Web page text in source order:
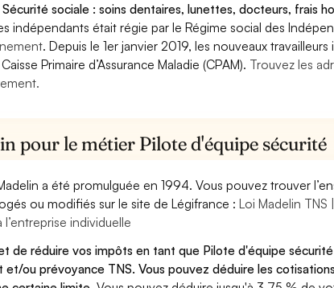
sociale : soins dentaires, lunettes, docteurs, frais
indépendants était régie par le Régime social des
. Depuis le 1er janvier 2019, les nouveaux
Primaire d’Assurance Maladie (CPAM). Trouvez les
pour le métier Pilote d'équipe sécurité
a été promulguée en 1994. Vous pouvez trouver
ou modifiés sur le site de Légifrance :Loi Madelin TNS
individuelle
de réduire vos impôts en tant que Pilote d'équipe
ou prévoyance TNS. Vous pouvez déduire les